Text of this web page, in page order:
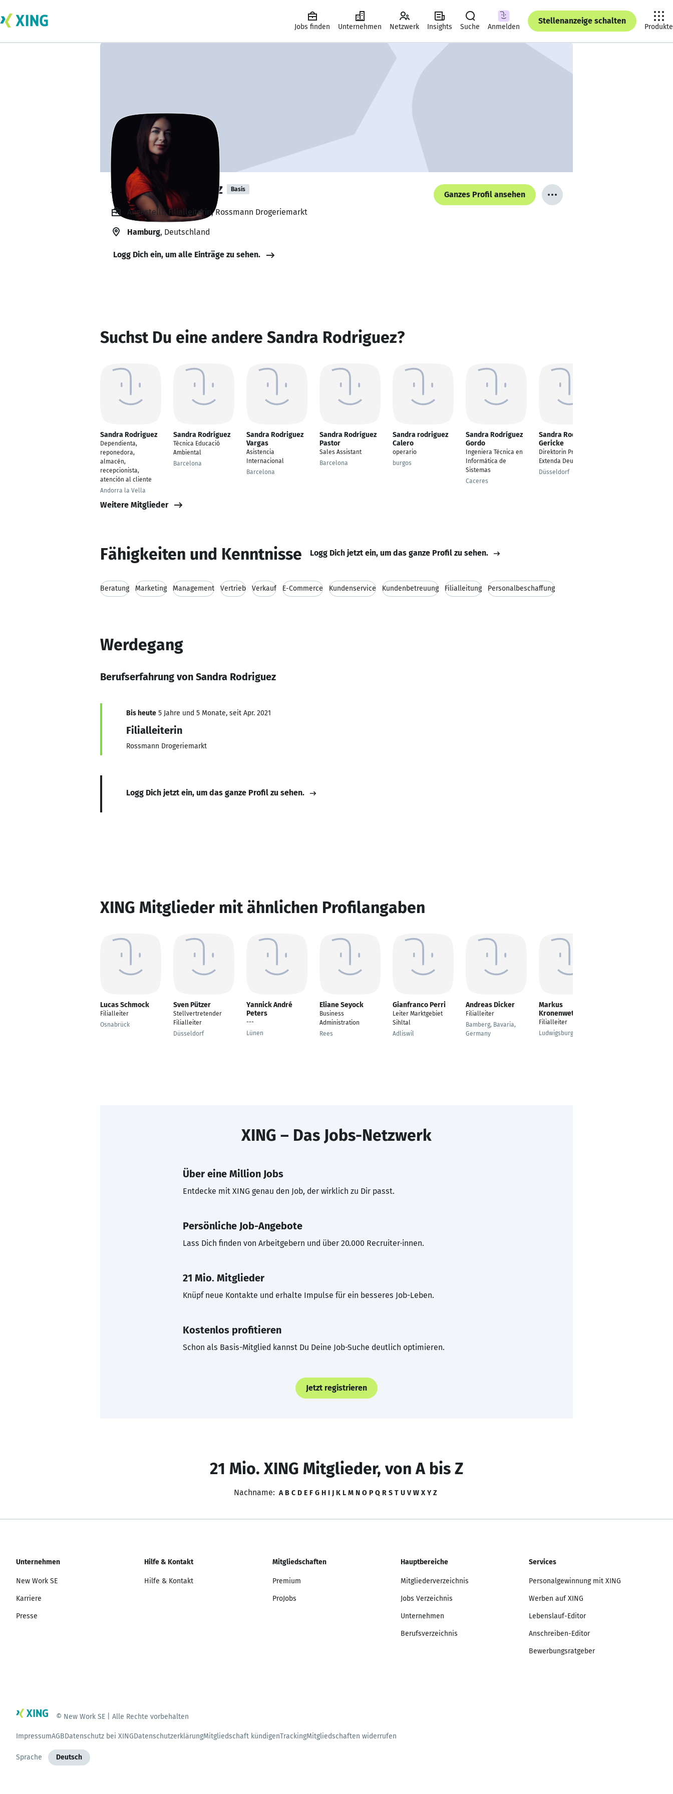
Jobs finden Unternehmen Netzwerk Insights Suche Anmelden
Stellenanzeige schalten
Produkte
Sandra Rodriguez Basis
Ganzes Profil ansehen
Angestellt, Filialleiterin, Rossmann Drogeriemarkt
Hamburg, Deutschland
Logg Dich ein, um alle Einträge zu sehen.
Suchst Du eine andere Sandra Rodriguez?
Sandra Rodriguez
Dependienta,
reponedora,
almacén,
recepcionista,
atención al cliente
Andorra la Vella
Sandra Rodríguez
Tècnica Educació
Ambiental
Barcelona
Sandra Rodriguez
Vargas
Asistencia
Internacional
Barcelona
Sandra Rodríguez
Pastor
Sales Assistant
Barcelona
Sandra rodriguez
Calero
operario
burgos
Sandra Rodríguez
Gordo
Ingeniera Técnica en
Informática de
Sistemas
Caceres
Sandra Rodriguez
Gericke
Direktorin Projekt
Extenda Deutschland
Düsseldorf
Weitere Mitglieder
Fähigkeiten und Kenntnisse Logg Dich jetzt ein, um das ganze Profil zu sehen.
Beratung Marketing Management Vertrieb Verkauf E-Commerce Kundenservice Kundenbetreuung Filialleitung Personalbeschaffung
Werdegang
Berufserfahrung von Sandra Rodriguez
Bis heute 5 Jahre und 5 Monate, seit Apr. 2021
Filialleiterin
Rossmann Drogeriemarkt
Logg Dich jetzt ein, um das ganze Profil zu sehen.
XING Mitglieder mit ähnlichen Profilangaben
Lucas Schmock
Filialleiter
Osnabrück
Sven Pützer
Stellvertretender
Filialleiter
Düsseldorf
Yannick André
Peters
---
Lünen
Eliane Seyock
Business
Administration
Rees
Gianfranco Perri
Leiter Marktgebiet
Sihltal
Adliswil
Andreas Dicker
Filialleiter
Bamberg, Bavaria,
Germany
Markus
Kronenwett
Filialleiter
Ludwigsburg
XING – Das Jobs-Netzwerk
Über eine Million Jobs
Entdecke mit XING genau den Job, der wirklich zu Dir passt.
Persönliche Job-Angebote
Lass Dich finden von Arbeitgebern und über 20.000 Recruiter·innen.
21 Mio. Mitglieder
Knüpf neue Kontakte und erhalte Impulse für ein besseres Job-Leben.
Kostenlos profitieren
Schon als Basis-Mitglied kannst Du Deine Job-Suche deutlich optimieren.
Jetzt registrieren
21 Mio. XING Mitglieder, von A bis Z
Nachname: A B C D E F G H I J K L M N O P Q R S T U V W X Y Z
Unternehmen
New Work SE
Karriere
Presse
Hilfe & Kontakt
Hilfe & Kontakt
Mitgliedschaften
Premium
ProJobs
Hauptbereiche
Mitgliederverzeichnis
Jobs Verzeichnis
Unternehmen
Berufsverzeichnis
Services
Personalgewinnung mit XING
Werben auf XING
Lebenslauf-Editor
Anschreiben-Editor
Bewerbungsratgeber
© New Work SE | Alle Rechte vorbehalten
ImpressumAGBDatenschutz bei XINGDatenschutzerklärungMitgliedschaft kündigenTrackingMitgliedschaften widerrufen
Sprache Deutsch